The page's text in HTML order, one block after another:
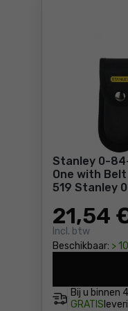
Stanley 0-
One with
519 Stanley
21,54
Incl. btw
Beschikbaar: >
Bij u binnen
GRATIS